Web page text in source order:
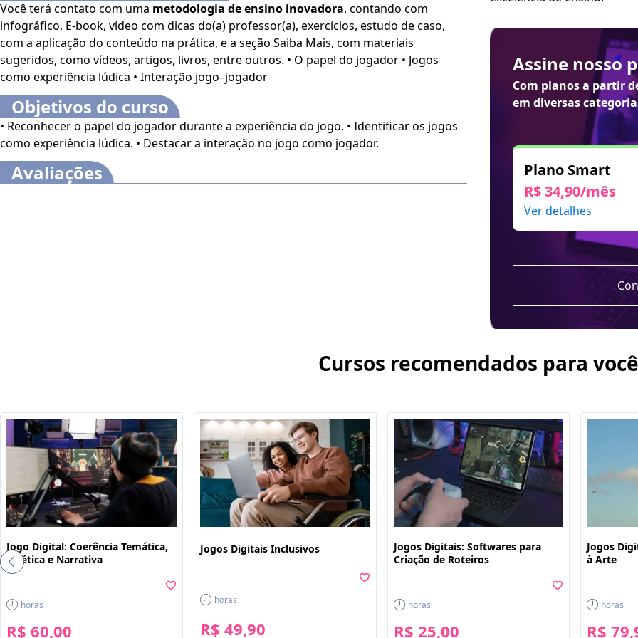
Você terá contato com uma metodologia de ensino inovadora, contando com
infográfico, E-book, vídeo com dicas do(a) professor(a), exercícios, estudo de caso,
com a aplicação do conteúdo na prática, e a seção Saiba Mais, com materiais
sugeridos, como vídeos, artigos, livros, entre outros. • O papel do jogador • Jogos
como experiência lúdica • Interação jogo–jogador
Objetivos do curso
• Reconhecer o papel do jogador durante a experiência do jogo. • Identificar os jogos
como experiência lúdica. • Destacar a interação no jogo como jogador.
Avaliações
Assine nosso
Com planos a partir
em diversas
Plano Smart
R$ 34,90/mês
Ver detalhes
Cursos recomendados para você
Jogo Digital: Coerência Temática,
Estética e Narrativa
horas
R$ 60,00
Jogos Digitais Inclusivos
horas
R$ 49,90
Jogos Digitais: Softwares para
Criação de Roteiros
horas
R$ 25,00
Jogos
à Arte
horas
R$